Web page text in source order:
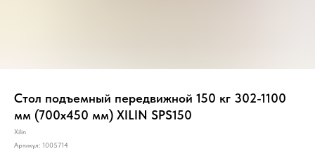
Стол подъемный передвижной 150 кг 302-1100
мм (700х450 мм) XILIN SPS150
Xilin
Артикул: 1005714